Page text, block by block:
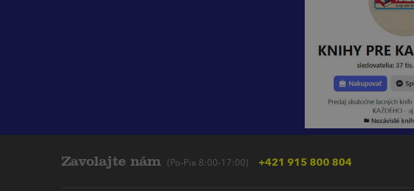
Zavolajte nám (Po-Pia 8:00-17:00) +421 915 800 804